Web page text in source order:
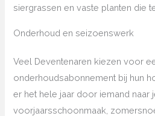
siergrassen en vaste planten die
Onderhoud en seizoenswerk
Veel Deventenaren kiezen voor
onderhoudsabonnement bij hun
er het hele jaar door iemand naar
voorjaarsschoonmaak,